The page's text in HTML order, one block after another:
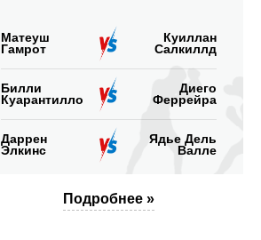
Матеуш
Гамрот
Куиллан
Салкиллд
Билли
Куарантилло
Диего
Феррейра
Даррен
Элкинс
Ядье Дель
Валле
Подробнее »